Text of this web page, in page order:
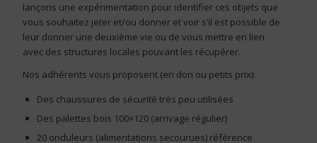
lançons une expérimentation pour identifier ces objets que
vous souhaitez jeter et/ou donner et voir s’il est possible de
leur donner une deuxième vie ou de vous mettre en lien
avec des structures locales pouvant les récupérer.
Nos adhérents vous proposent (en don ou petits prix):
Des chaussures de sécurité très peu utilisées
Des palettes bois 100×120 (arrivage régulier)
20 onduleurs (alimentations secourues) référence